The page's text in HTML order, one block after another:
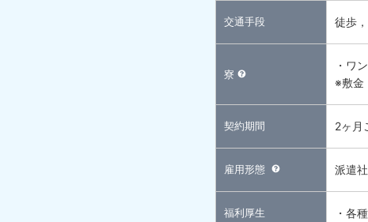
交通手段 徒歩
寮
・ワ
※敷金
契約期間 2ヶ月
雇用形態 派遣
福利厚生
・各